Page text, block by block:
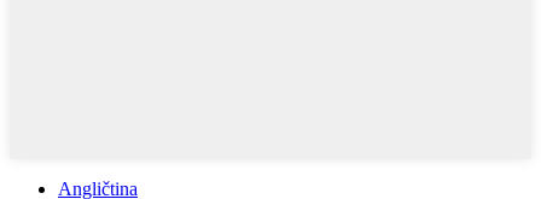
Angličtina